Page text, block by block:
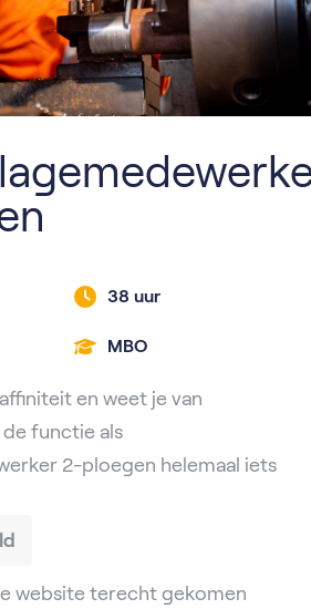
38 uur
MBO
en weet je van
de functie als
2-ploegen helemaal iets
website terecht gekomen